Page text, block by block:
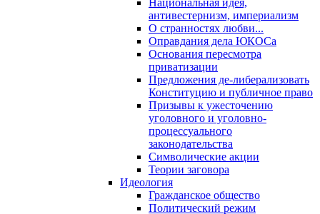
Национальная идея,
антивестернизм, империализм
О странностях любви...
Оправдания дела ЮКОСа
Основания пересмотра
приватизации
Предложения де-либерализовать
Конституцию и публичное право
Призывы к ужесточению
уголовного и уголовно-
процессуального
законодательства
Символические акции
Теории заговора
Идеология
Гражданское общество
Политический режим